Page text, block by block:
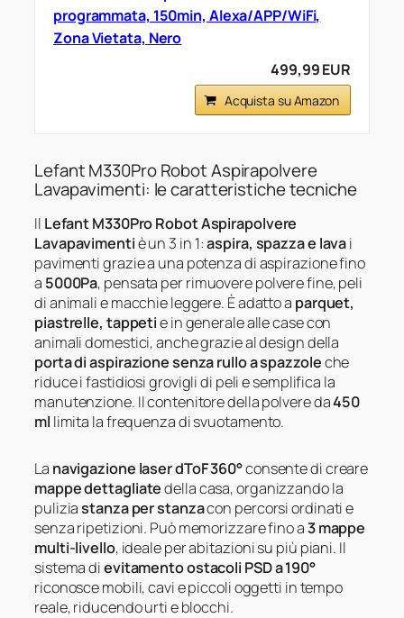
programmata, 150min, Alexa/APP/WiFi,
Zona Vietata, Nero
499,99 EUR
Acquista su Amazon
Lefant M330Pro Robot Aspirapolvere
Lavapavimenti: le caratteristiche tecniche
Il Lefant M330Pro Robot Aspirapolvere
Lavapavimentiè un 3 in 1:aspira, spazza e lavai
pavimenti grazie a una potenza di aspirazione fino
a 5000Pa, pensata per rimuovere polvere fine, peli
di animali e macchie leggere. È adatto a parquet,
piastrelle, tappetie in generale alle case con
animali domestici, anche grazie al design della
porta di aspirazione senza rullo a spazzoleche
riduce i fastidiosi grovigli di peli e semplifica la
manutenzione. Il contenitore della polvere da450
ml limita la frequenza di svuotamento.
La navigazione laser dToF 360°consente di creare
mappe dettagliatedella casa, organizzando la
puliziastanza per stanzacon percorsi ordinati e
senza ripetizioni. Può memorizzare fino a3 mappe
multi-livello, ideale per abitazioni su più piani. Il
sistema dievitamento ostacoli PSD a 190°
riconosce mobili, cavi e piccoli oggetti in tempo
reale, riducendo urti e blocchi.